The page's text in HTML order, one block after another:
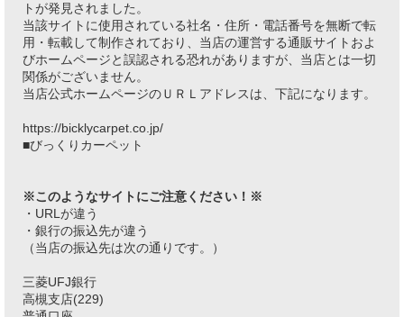
トが発見されました。
当該サイトに使用されている社名・住所・電話番号を無断で転
用・転載して制作されており、当店の運営する通販サイトおよ
びホームページと誤認される恐れがありますが、当店とは一切
関係がございません。
当店公式ホームページのＵＲＬアドレスは、下記になります。
https://bicklycarpet.co.jp/
■びっくりカーペット
※このようなサイトにご注意ください！※
・URLが違う
・銀行の振込先が違う
（当店の振込先は次の通りです。）
三菱UFJ銀行
高槻支店(229)